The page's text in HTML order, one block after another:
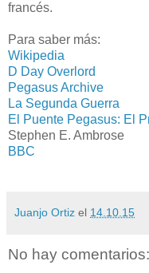
francés.
Para saber más:
Wikipedia
D Day Overlord
Pegasus Archive
La Segunda Guerra
El Puente Pegasus: El
Stephen E. Ambrose
BBC
Juanjo Ortiz el 14.10.15
No hay comentarios: